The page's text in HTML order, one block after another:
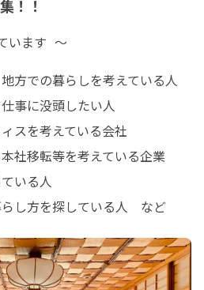
！！
います  ～
方での暮らしを考えている人
事に没頭したい人
スを考えている会社
社移転等を考えている企業
いる人
し方を探している人　など